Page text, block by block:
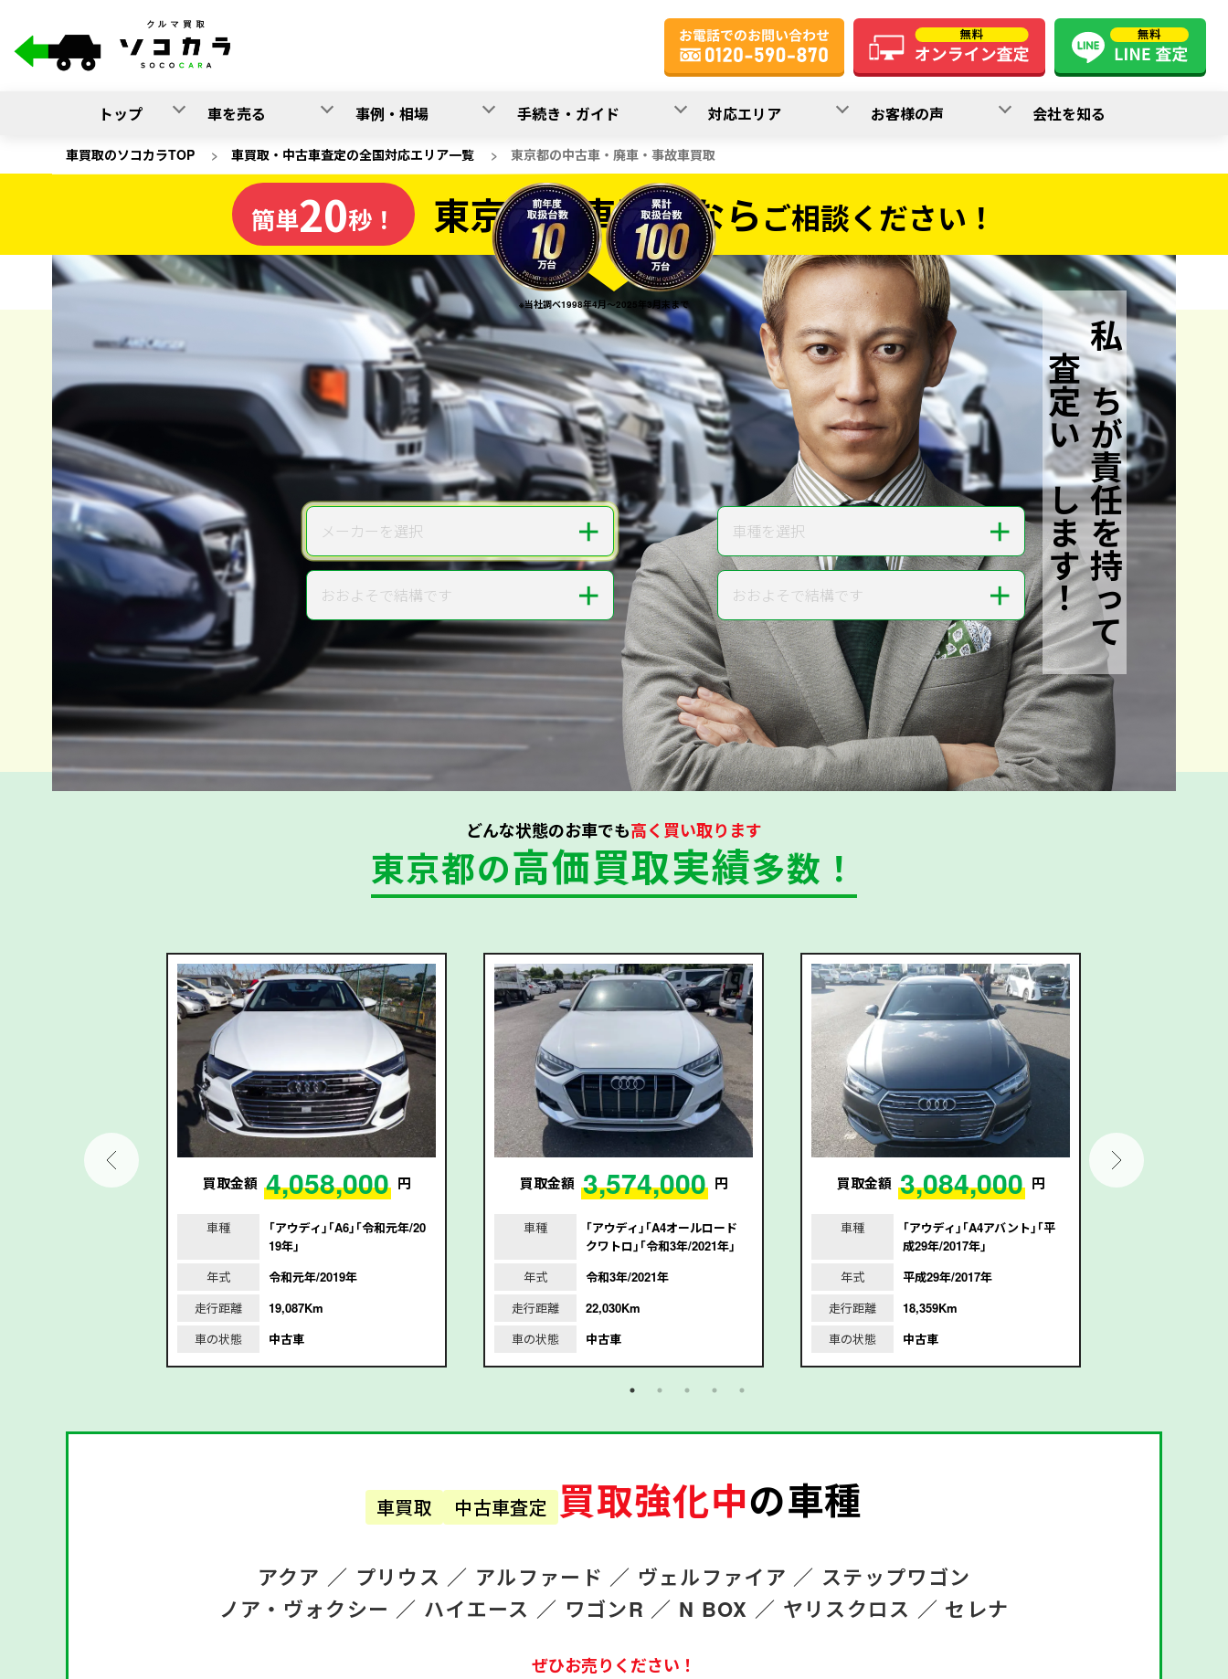
トップ 車を売る 事例・相場 手続き・ガイド 対応エリア お客様の声 会社を知る
車買取のソコカラTOP > 車買取・中古車査定の全国対応エリア一覧 > 東京都の中古車・廃車・事故車買取
東京都の車買取なら
ソコカラの
電話か出張か、高い方の査定を提案。
だから高価買取!
※当社調べ1998年4月～2025年3月末まで
私たちが責任を持って
査定いたします！
簡単20秒！ 東京都の車買取ならご相談ください！
20秒で入力完了！
無料でカンタンWeb査定
ご依頼いただいたお車を丁寧に査定いたします
メーカー メーカーを選択 ＋ 車種 車種を選択 ＋
年式 おおよそで結構です ＋ 走行距離 おおよそで結構です ＋
無料で査定する
どんな状態のお車でも高く買い取ります
東京都の高価買取実績多数！
円 買取金額 4,058,000 円
車種
｢アウディ｣｢A6｣｢令和元年/20
19年｣
年式
令和元年/2019年
走行距離
19,087Km
車の状態
中古車
買取金額 3,574,000 円
車種
｢アウディ｣｢A4オールロード
クワトロ｣｢令和3年/2021年｣
年式
令和3年/2021年
走行距離
22,030Km
車の状態
中古車
買取金額 3,084,000 円
車種
｢アウディ｣｢A4アバント｣｢平
成29年/2017年｣
年式
平成29年/2017年
走行距離
18,359Km
車の状態
中古車
車買取 中古車査定 買取強化中の車種
アクア ／ プリウス ／ アルファード ／ ヴェルファイア ／ ステップワゴン
ノア・ヴォクシー ／ ハイエース ／ ワゴンR ／ N BOX ／ ヤリスクロス ／ セレナ
ぜひお売りください！